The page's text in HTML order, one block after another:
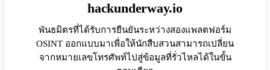
hackunderway.io
พันธมิตรที่ได้รับการยืนยันระหว่างสองแพลตฟอร์ม
OSINT ออกแบบมาเพื่อให้นักสืบสวนสามารถเปลี่ยน
จากหมายเลขโทรศัพท์ไปสู่ข้อมูลที่รั่วไหลได้ในขั้น